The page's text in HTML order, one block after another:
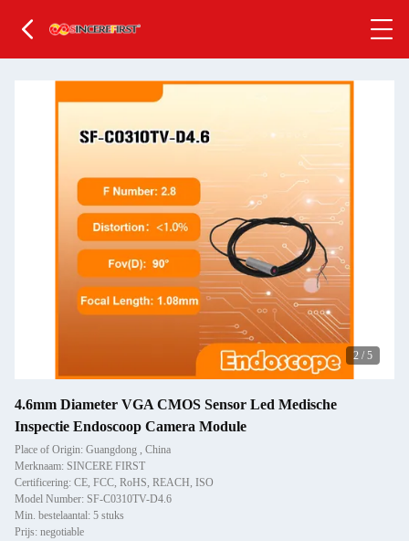
2 / 5
4.6mm Diameter VGA CMOS Sensor Led Medische
Inspectie Endoscoop Camera Module
Place of Origin: Guangdong , China
Merknaam: SINCERE FIRST
Certificering: CE, FCC, RoHS, REACH, ISO
Model Number: SF-C0310TV-D4.6
Min. bestelaantal: 5 stuks
Prijs: negotiable